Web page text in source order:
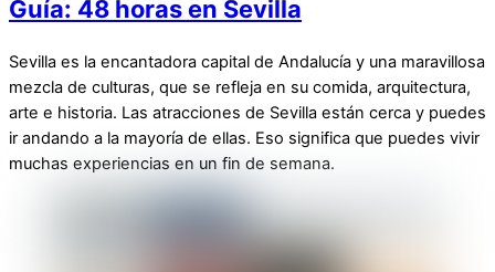
Guía: 48 horas en Sevilla
Sevilla es la encantadora capital de Andalucía y una maravillosa
mezcla de culturas, que se refleja en su comida, arquitectura,
arte e historia. Las atracciones de Sevilla están cerca y puedes
ir andando a la mayoría de ellas. Eso significa que puedes vivir
muchas experiencias en un fin de semana.